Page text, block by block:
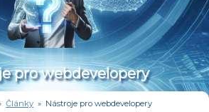
pro webdevelopery
Články » Nástroje pro webdevelopery